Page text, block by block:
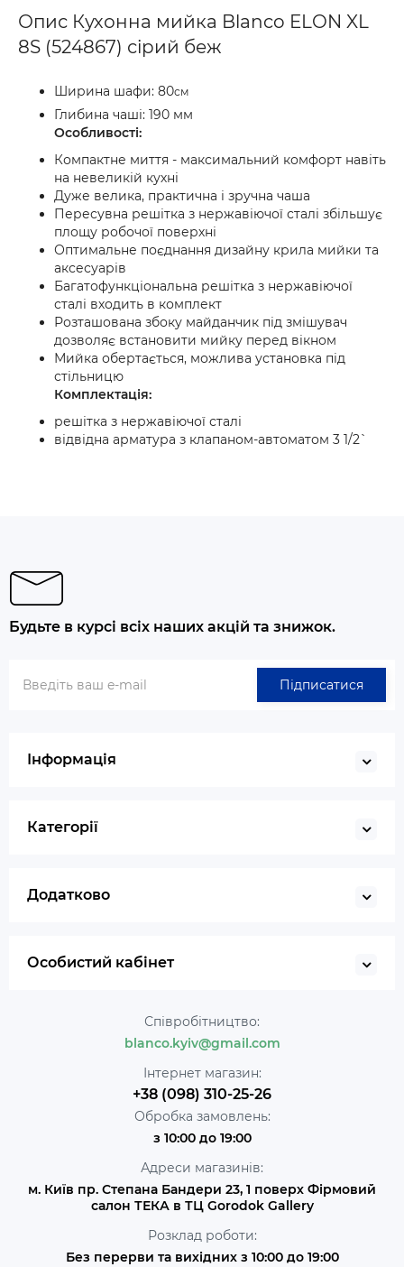
Опис Кухонна мийка Blanco ELON XL
8S (524867) сірий беж
Ширина шафи: 80см
Глибина чаші: 190 мм
Особливості:
Компактне миття - максимальний комфорт навіть
на невеликій кухні
Дуже велика, практична і зручна чаша
Пересувна решітка з нержавіючої сталі збільшує
площу робочої поверхні
Оптимальне поєднання дизайну крила мийки та
аксесуарів
Багатофункціональна решітка з нержавіючої
сталі входить в комплект
Розташована збоку майданчик під змішувач
дозволяє встановити мийку перед вікном
Мийка обертається, можлива установка під
стільницю
Комплектація:
решітка з нержавіючої сталі
відвідна арматура з клапаном-автоматом 3 1/2`
Будьте в курсі всіх наших акцій та знижок.
Підписатися
Інформація
Категорії
Додатково
Особистий кабінет
Співробітництво:
blanco.kyiv@gmail.com
Інтернет магазин:
+38 (098) 310-25-26
Обробка замовлень:
з 10:00 до 19:00
Адреси магазинів:
м. Київ пр. Степана Бандери 23, 1 поверх Фірмовий
салон ТЕКА в ТЦ Gorodok Gallery
Розклад роботи:
Без перерви та вихідних з 10:00 до 19:00